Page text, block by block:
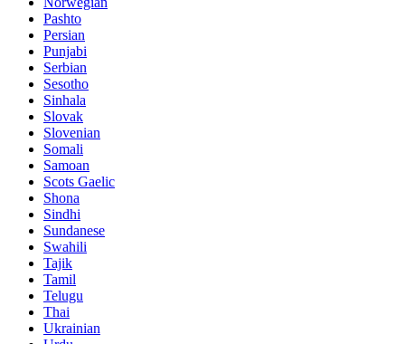
Pashto
Persian
Punjabi
Serbian
Sesotho
Sinhala
Slovak
Slovenian
Somali
Samoan
Scots Gaelic
Shona
Sindhi
Sundanese
Swahili
Tajik
Tamil
Telugu
Thai
Ukrainian